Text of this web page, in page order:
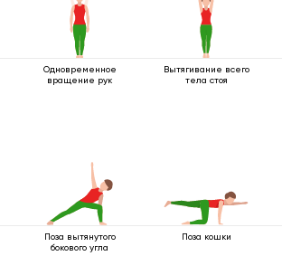
Одновременное
вращение рук
Вытягивание всего
тела стоя
Поза вытянутого
бокового угла
Поза кошки